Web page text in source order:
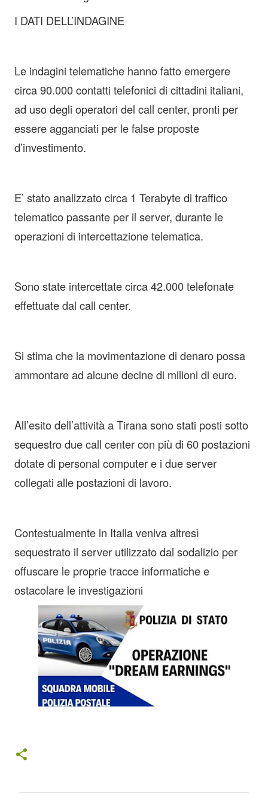
I DATI DELL’INDAGINE
Le indagini telematiche hanno fatto emergere
circa 90.000 contatti telefonici di cittadini italiani,
ad uso degli operatori del call center, pronti per
essere agganciati per le false proposte
d’investimento.
E’ stato analizzato circa 1 Terabyte di traffico
telematico passante per il server, durante le
operazioni di intercettazione telematica.
Sono state intercettate circa 42.000 telefonate
effettuate dal call center.
Si stima che la movimentazione di denaro possa
ammontare ad alcune decine di milioni di euro.
All’esito dell’attività a Tirana sono stati posti sotto
sequestro due call center con più di 60 postazioni
dotate di personal computer e i due server
collegati alle postazioni di lavoro.
Contestualmente in Italia veniva altresì
sequestrato il server utilizzato dal sodalizio per
offuscare le proprie tracce informatiche e
ostacolare le investigazioni